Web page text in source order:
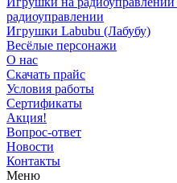
радиоуправлении
Игрушки Labubu (Лабубу)
Весёлые персонажи
О нас
Скачать прайс
Условия работы
Сертификаты
Акция!
Вопрос-ответ
Новости
Контакты
Меню